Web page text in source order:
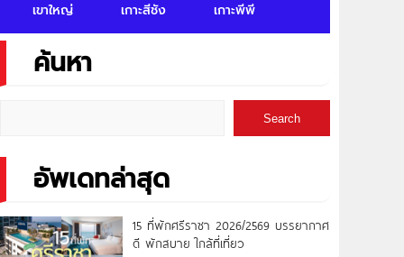
เขาใหญ่ เกาะสีชัง เกาะพีพี
ค้นหา
Search
อัพเดทล่าสุด
15 ที่พักศรีราชา 2026/2569 บรรยากาศ
ดี พักสบาย ใกล้ที่เที่ยว